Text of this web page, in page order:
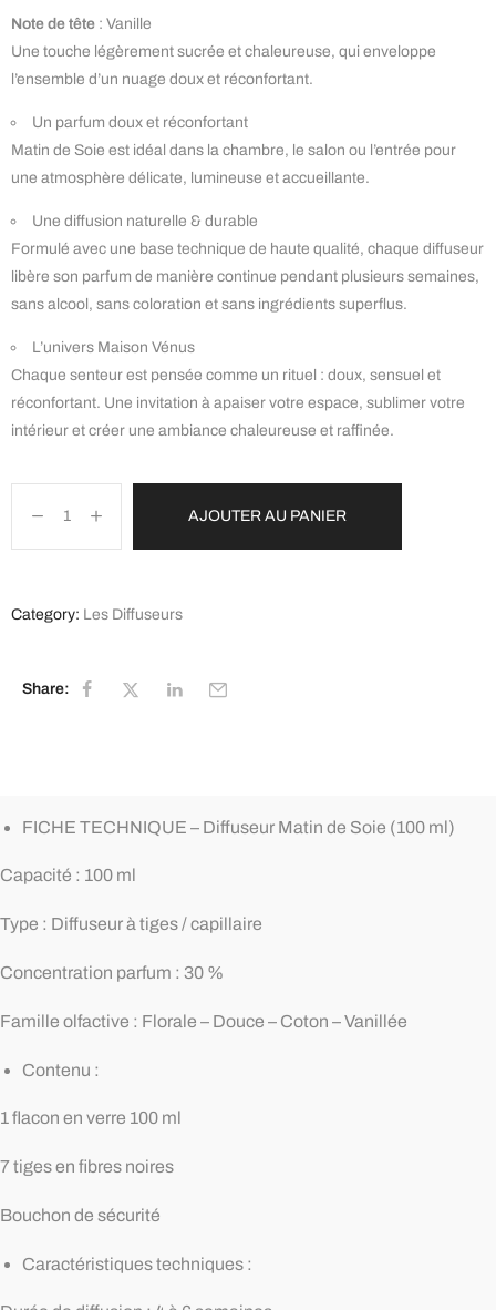
Note de tête : Vanille
Une touche légèrement sucrée et chaleureuse, qui enveloppe
l’ensemble d’un nuage doux et réconfortant.
Un parfum doux et réconfortant
Matin de Soie est idéal dans la chambre, le salon ou l’entrée pour
une atmosphère délicate, lumineuse et accueillante.
Une diffusion naturelle & durable
Formulé avec une base technique de haute qualité, chaque diffuseur
libère son parfum de manière continue pendant plusieurs semaines,
sans alcool, sans coloration et sans ingrédients superflus.
L’univers Maison Vénus
Chaque senteur est pensée comme un rituel : doux, sensuel et
réconfortant. Une invitation à apaiser votre espace, sublimer votre
intérieur et créer une ambiance chaleureuse et raffinée.
AJOUTER AU PANIER
Category: Les Diffuseurs
Share:
FICHE TECHNIQUE – Diffuseur Matin de Soie (100 ml)
Capacité : 100 ml
Type : Diffuseur à tiges / capillaire
Concentration parfum : 30 %
Famille olfactive : Florale – Douce – Coton – Vanillée
Contenu :
1 flacon en verre 100 ml
7 tiges en fibres noires
Bouchon de sécurité
Caractéristiques techniques :